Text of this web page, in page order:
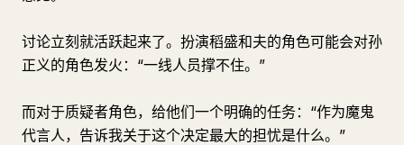
讨论立刻就活跃起来了。扮演稻盛和夫的角色可能会对孙
正义的角色发火：“一线人员撑不住。”
而对于质疑者角色，给他们一个明确的任务：“作为魔鬼
代言人，告诉我关于这个决定最大的担忧是什么。”